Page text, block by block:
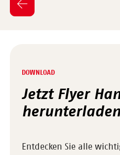
DOWNLOAD
Jetzt Flyer
herunterladen
Entdecken Sie alle